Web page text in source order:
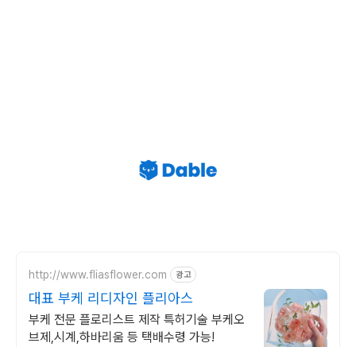
http://www.fliasflower.com 광고
대표 부케 리디자인 플리아스
부케 전문 플로리스트 제작 특허기술 부케오
브제,시계,하바리움 등 택배수령 가능!